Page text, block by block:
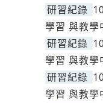
研習紀錄
學習 與教學
研習紀錄
學習 與教學
研習紀錄
學習 與教學